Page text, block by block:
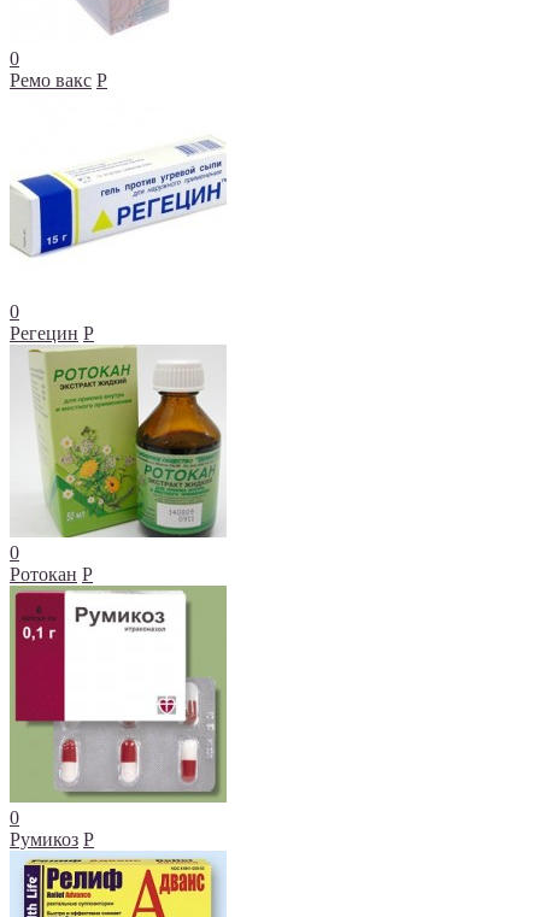
0
Ремо вакс Р
0
Регецин Р
0
Ротокан Р
0
Румикоз Р